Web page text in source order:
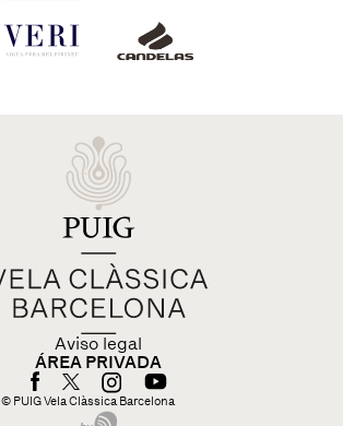
Aviso legal
ÁREA PRIVADA
© PUIG Vela Clàssica Barcelona